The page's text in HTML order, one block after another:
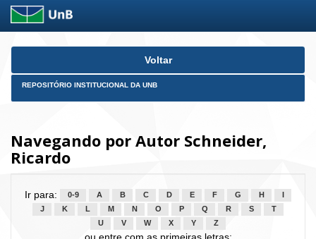
Skip
Voltar
REPOSITÓRIO INSTITUCIONAL DA UNB
Navegando por Autor Schneider,
Ricardo
Ir para: 0-9 A B C D E F G H
J
K L M N O P Q R S
T
U
V W X Y Z
ou entre com as primeiras letras: